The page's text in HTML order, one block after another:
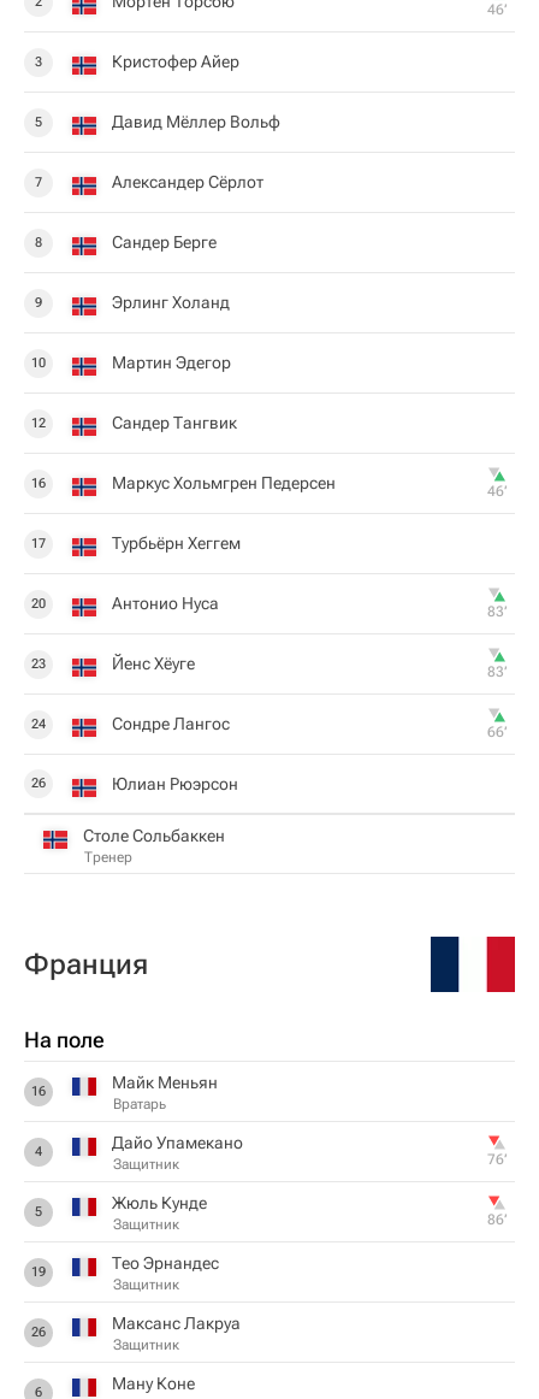
46‎’‎
3 Кристофер Айер
5 Давид Мёллер Вольф
7 Александер Сёрлот
8 Сандер Берге
9 Эрлинг Холанд
10 Мартин Эдегор
12 Сандер Тангвик
16 Маркус Хольмгрен Педерсен 46‎’‎
17 Турбьёрн Хеггем
20 Антонио Нуса 83‎’‎
23 Йенс Хёуге 83‎’‎
24 Сондре Лангос 66‎’‎
26 Юлиан Рюэрсон
Столе Сольбаккен
Тренер
Франция
На поле
16 Майк Меньян
Вратарь
4 Дайо Упамекано
Защитник 76‎’‎
5 Жюль Кунде
Защитник 86‎’‎
19 Тео Эрнандес
Защитник
26 Максанс Лакруа
Защитник
6 Ману Коне